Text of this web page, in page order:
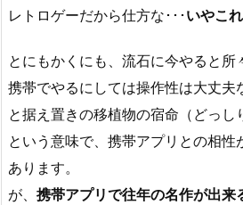
レトロゲーだから仕方な･･･ いやこ
とにもかくにも、流石に今やると所
携帯でやるにしては操作性は大丈夫
と据え置きの移植物の宿命（どっし
という意味で、携帯アプリとの相性
あります。
が、 携帯アプリで往年の名作が出来